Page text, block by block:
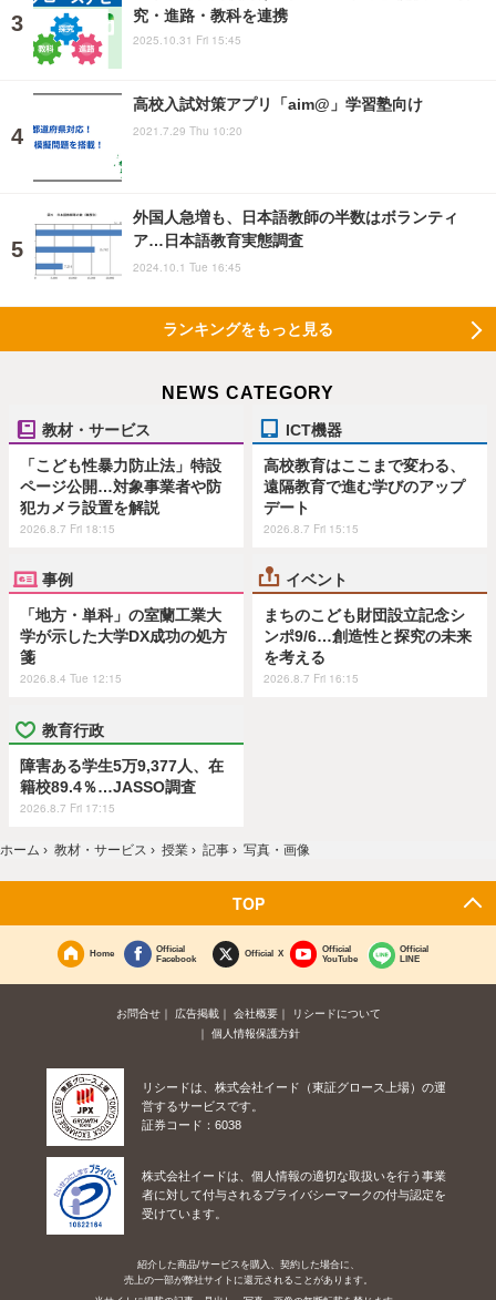
究・進路・教科を連携
2025.10.31 Fri 15:45
高校入試対策アプリ「aim@」学習塾向け
2021.7.29 Thu 10:20
外国人急増も、日本語教師の半数はボランティ
ア…日本語教育実態調査
2024.10.1 Tue 16:45
ランキングをもっと見る
NEWS CATEGORY
教材・サービス
「こども性暴力防止法」特設
ページ公開…対象事業者や防
犯カメラ設置を解説
2026.8.7 Fri 18:15
ICT機器
高校教育はここまで変わる、
遠隔教育で進む学びのアップ
デート
2026.8.7 Fri 15:15
事例
「地方・単科」の室蘭工業大
学が示した大学DX成功の処方
箋
2026.8.4 Tue 12:15
イベント
まちのこども財団設立記念シ
ンポ9/6…創造性と探究の未来
を考える
2026.8.7 Fri 16:15
教育行政
障害ある学生5万9,377人、在
籍校89.4％…JASSO調査
2026.8.7 Fri 17:15
ホーム › 教材・サービス › 授業 › 記事 › 写真・画像
TOP
Home
Official
Facebook
Official X
Official
YouTube
Official
LINE
お問合せ 広告掲載 会社概要
リシードについて
個人情報保護方針
リシードは、株式会社イード（東証グロース上場）の運
営するサービスです。
証券コード：6038
株式会社イードは、個人情報の適切な取扱いを行う事業
者に対して付与されるプライバシーマークの付与認定を
受けています。
紹介した商品/サービスを購入、契約した場合に、
売上の一部が弊社サイトに還元されることがあります。